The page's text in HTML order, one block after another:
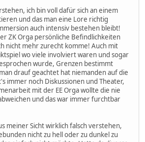
ich bin voll dafür sich an einem
und das man eine Lore richtig
auch intensiv bestehen bleibt!
ZK Orga persönliche Befindlichkeiten
nicht mehr zurecht komme! Auch mit
wo viele involviert waren und sogar
wurde, Grenzen bestimmt
drauf geachtet hat niemanden auf die
immer noch Diskussionen und Theater,
mit der EE Orga wollte die nie
und das war immer furchtbar
meiner Sicht wirklich falsch verstehen,
nicht zu hell oder zu dunkel zu